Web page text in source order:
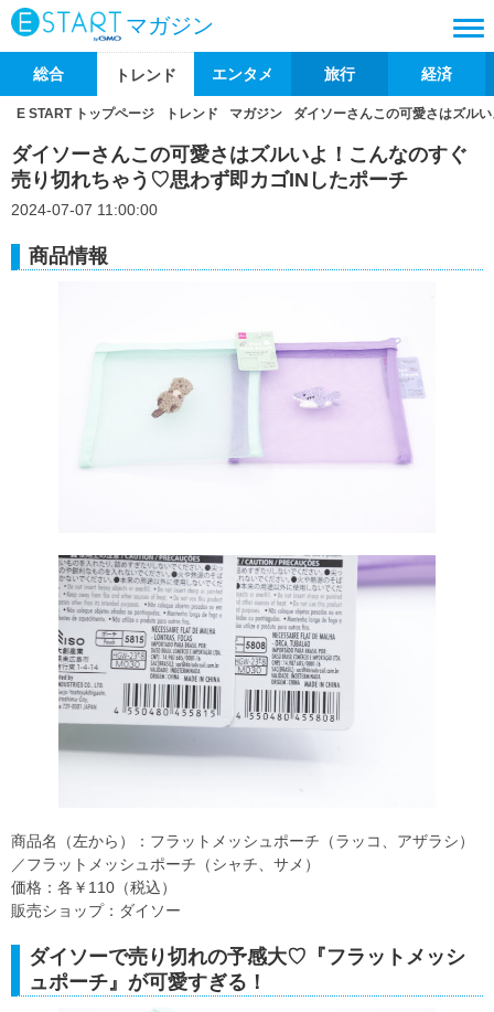
マガジン
総合 トレンド エンタメ 旅行 経済
E START トップページ トレンド マガジン ダイソーさんこの可愛さはズル
ダイソーさんこの可愛さはズルいよ！こんなのすぐ
売り切れちゃう♡思わず即カゴINしたポーチ
2024-07-07 11:00:00
商品情報
商品名（左から）：フラットメッシュポーチ（ラッコ、アザラシ）
／フラットメッシュポーチ（シャチ、サメ）
価格：各￥110（税込）
販売ショップ：ダイソー
ダイソーで売り切れの予感大♡『フラットメッシ
ュポーチ』が可愛すぎる！